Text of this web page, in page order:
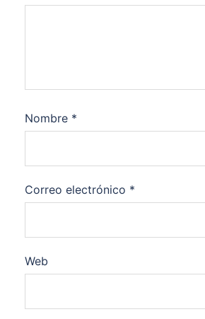
Nombre *
Correo electrónico *
Web